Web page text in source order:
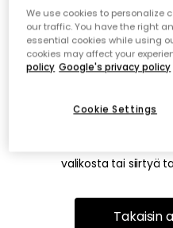
Emme
Tämä voi johtua siitä, että
on siirretty muualle.
valikosta tai siirtyä
Takaisin
We use cookies to personalize
our traffic. You have the right
essential cookies while using
cookies may affect your
policy Google's privacy policy
Cookie Settings